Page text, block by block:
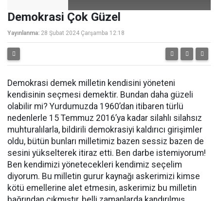
Demokrasi Çok Güzel
Yayınlanma: 28 Şubat 2024 Çarşamba 12:18
Demokrasi demek milletin kendisini yöneteni
kendisinin seçmesi demektir. Bundan daha güzeli
olabilir mi? Yurdumuzda 1960’dan itibaren türlü
nedenlerle 15 Temmuz 2016’ya kadar silahlı silahsız
muhturalılarla, bildirili demokrasiyi kaldırıcı girişimler
oldu, bütün bunları milletimiz bazen sessiz bazen de
sesini yükselterek itiraz etti. Ben darbe istemiyorum!
Ben kendimizi yönetecekleri kendimiz seçelim
diyorum. Bu milletin gurur kaynağı askerimizi kimse
kötü emellerine alet etmesin, askerimiz bu milletin